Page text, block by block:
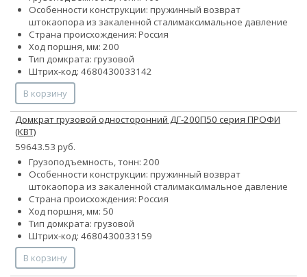
Особенности конструкции: пружинный возврат
штокаопора из закаленной сталимаксимальное давление
Страна происхождения: Россия
Ход поршня, мм: 200
Тип домкрата: грузовой
Штрих-код: 4680430033142
В корзину
Домкрат грузовой односторонний ДГ-200П50 серия ПРОФИ
(КВТ)
59643.53 руб.
Грузоподъемность, тонн: 200
Особенности конструкции: пружинный возврат
штокаопора из закаленной сталимаксимальное давление
Страна происхождения: Россия
Ход поршня, мм: 50
Тип домкрата: грузовой
Штрих-код: 4680430033159
В корзину